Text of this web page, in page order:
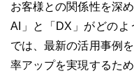
お客様との関係性を深
AI」と「DX」がどのよ
では、最新の活用事例
率アップを実現するた